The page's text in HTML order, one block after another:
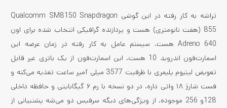
تراشه به کار رفته در این گوشی Qualcomm SM8150 Snapdragon
855 (هفت نانومتری) هست و پردازنده گرافیکی انتخاب شده برای اون
Adreno 640 هست. سیستم عامل به کار رفته در زمان عرضه این
اسمارت‌فون اندروید 10 هست. این اسمارت‌فون از یک باتری غیر قابل
تعویض لیتیوم پلیمری با ظرفیت 3577 میلی آمپر ساعت تغذیه می‌کنه و
فست شارژ ۱۸ واتی داره. در دو نسخه با رم ۶ گیگابایتی و حافظه داخلی
128و 256 موجوده. از ویژگی‌های دیگه سرفیس دو می‌شه پشتیبانی از